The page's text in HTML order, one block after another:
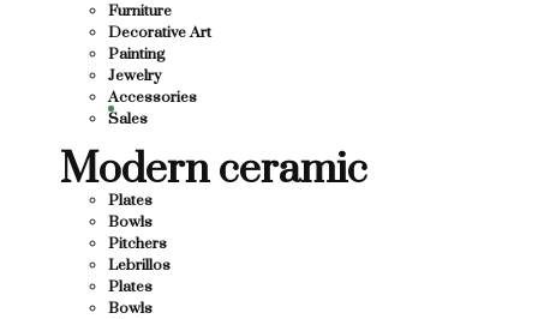
Furniture
Decorative Art
Painting
Jewelry
Accessories
Sales
Modern ceramic
Plates
Bowls
Pitchers
Lebrillos
Plates
Bowls